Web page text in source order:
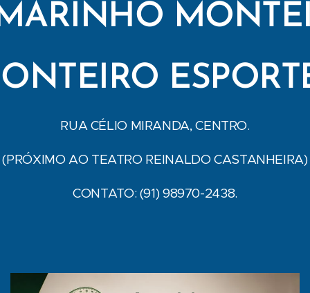
RUA CÉLIO MIRANDA, CENTRO.
(PRÓXIMO AO TEATRO REINALDO CASTANHEIRA)
CONTATO: (91) 98970-2438.